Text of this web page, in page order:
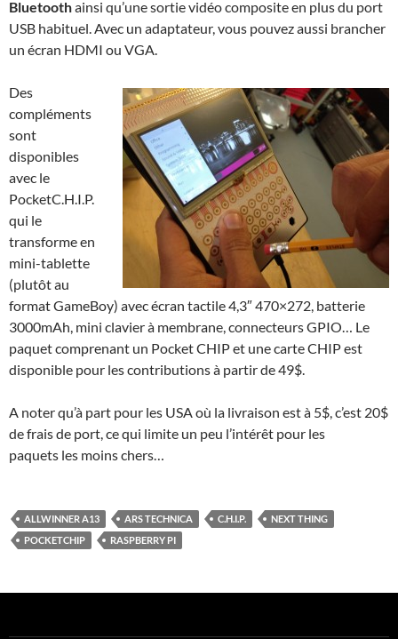
Bluetoothainsi qu’une sortie vidéo composite en plus du port
USB habituel. Avec un adaptateur, vous pouvez aussi brancher
un écran HDMI ou VGA.
Des
compléments
sont
disponibles
avec le
PocketC.H.I.P.
qui le
transforme en
mini-tablette
(plutôt au
format GameBoy) avec écran tactile 4,3″ 470×272, batterie
3000mAh, mini clavier à membrane, connecteurs GPIO… Le
paquet comprenant un Pocket CHIP et une carte CHIP est
disponible pour les contributions à partir de 49$.
A noter qu’à part pour les USA où la livraison est à 5$, c’est 20$
de frais de port, ce qui limite un peu l’intérêt pour les
paquets les moins chers…
ALLWINNER A13 ARS TECHNICA C.H.I.P.
NEXT THING
POCKETCHIP
RASPBERRY PI